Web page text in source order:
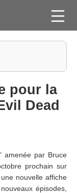
FILMS
VIDÉO
ESPACE
MEMBRE
pour la
Dead
amenée par Bruce
prochain sur
nouvelle affiche
épisodes,